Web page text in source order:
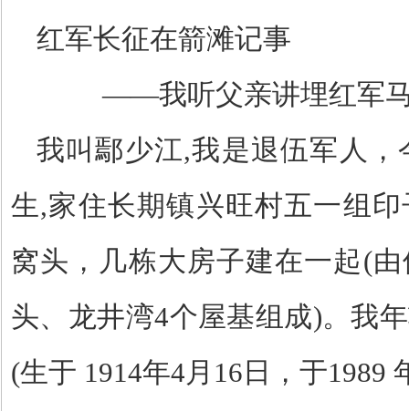
红军长征在箭滩记事
——我听父亲讲埋红军马
我叫鄢少江,我是退伍军人
生,家住长期镇兴旺村五一组
窝头，几栋大房子建在一起(由
头、龙井湾4个屋基组成)。我
(生于 1914年4 月 16 日，于1989